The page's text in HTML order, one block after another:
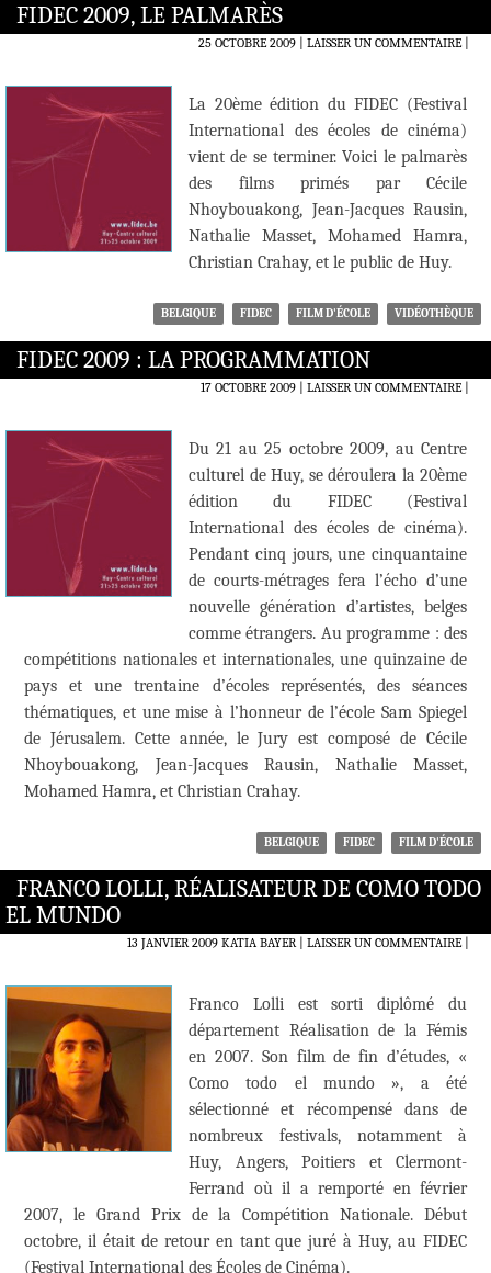
FIDEC 2009, LE PALMARÈS
25 OCTOBRE 2009 LAISSER UN COMMENTAIRE|
La 20ème édition du FIDEC (Festival
International des écoles de cinéma)
vient de se terminer. Voici le palmarès
des films primés par Cécile
Nhoybouakong, Jean-Jacques Rausin,
Nathalie Masset, Mohamed Hamra,
Christian Crahay, et le public de Huy.
BELGIQUE FIDEC FILM D'ÉCOLE VIDÉOTHÈQUE
FIDEC 2009 : LA PROGRAMMATION
17 OCTOBRE 2009 LAISSER UN COMMENTAIRE|
Du 21 au 25 octobre 2009, au Centre
culturel de Huy, se déroulera la 20ème
édition du FIDEC (Festival
International des écoles de cinéma).
Pendant cinq jours, une cinquantaine
de courts-métrages fera l’écho d’une
nouvelle génération d’artistes, belges
comme étrangers. Au programme : des
compétitions nationales et internationales, une quinzaine de
pays et une trentaine d’écoles représentés, des séances
thématiques, et une mise à l’honneur de l’école Sam Spiegel
de Jérusalem. Cette année, le Jury est composé de Cécile
Nhoybouakong, Jean-Jacques Rausin, Nathalie Masset,
Mohamed Hamra, et Christian Crahay.
BELGIQUE FIDEC FILM D'ÉCOLE
FRANCO LOLLI, RÉALISATEUR DE COMO TODO
EL MUNDO
13 JANVIER 2009 KATIA BAYER LAISSER UN COMMENTAIRE|
Franco Lolli est sorti diplômé du
département Réalisation de la Fémis
en 2007. Son film de fin d’études, «
Como todo el mundo », a été
sélectionné et récompensé dans de
nombreux festivals, notamment à
Huy, Angers, Poitiers et Clermont-
Ferrand où il a remporté en février
2007, le Grand Prix de la Compétition Nationale. Début
octobre, il était de retour en tant que juré à Huy, au FIDEC
(Festival International des Écoles de Cinéma).